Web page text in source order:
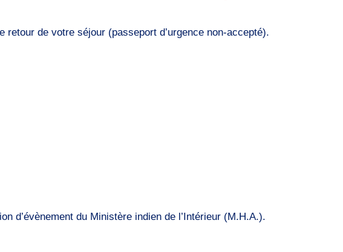
de votre séjour (passeport d’urgence non-accepté).
d’évènement du Ministère indien de l’Intérieur (M.H.A.).